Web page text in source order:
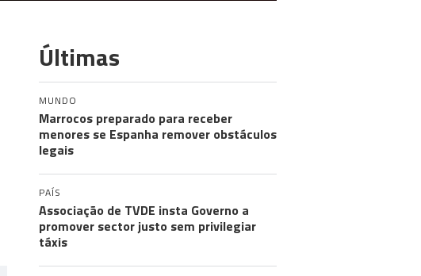
Últimas
MUNDO
Marrocos preparado para receber
menores se Espanha remover obstáculos
legais
PAÍS
Associação de TVDE insta Governo a
promover sector justo sem privilegiar
táxis